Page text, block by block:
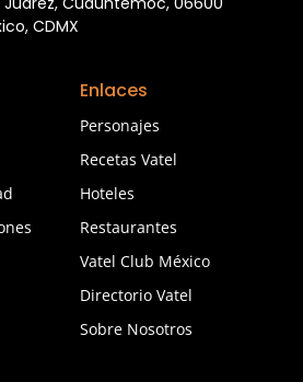
CDMX
Enlaces
Personajes
Recetas Vatel
Hoteles
Restaurantes
Vatel Club México
Directorio Vatel
Sobre Nosotros